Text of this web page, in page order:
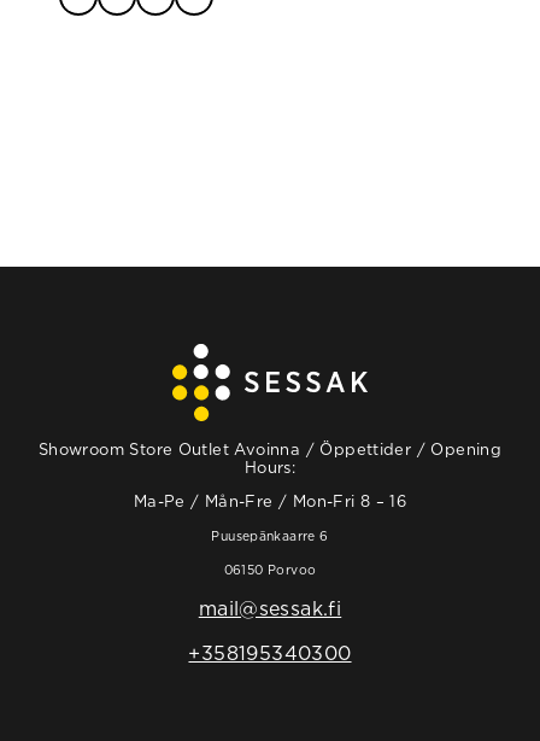
Showroom Store Outlet Avoinna / Öppettider / Opening
Hours:
Ma-Pe / Mån-Fre / Mon-Fri 8 – 16
Puusepänkaarre 6
06150 Porvoo
mail@sessak.fi
+358195340300